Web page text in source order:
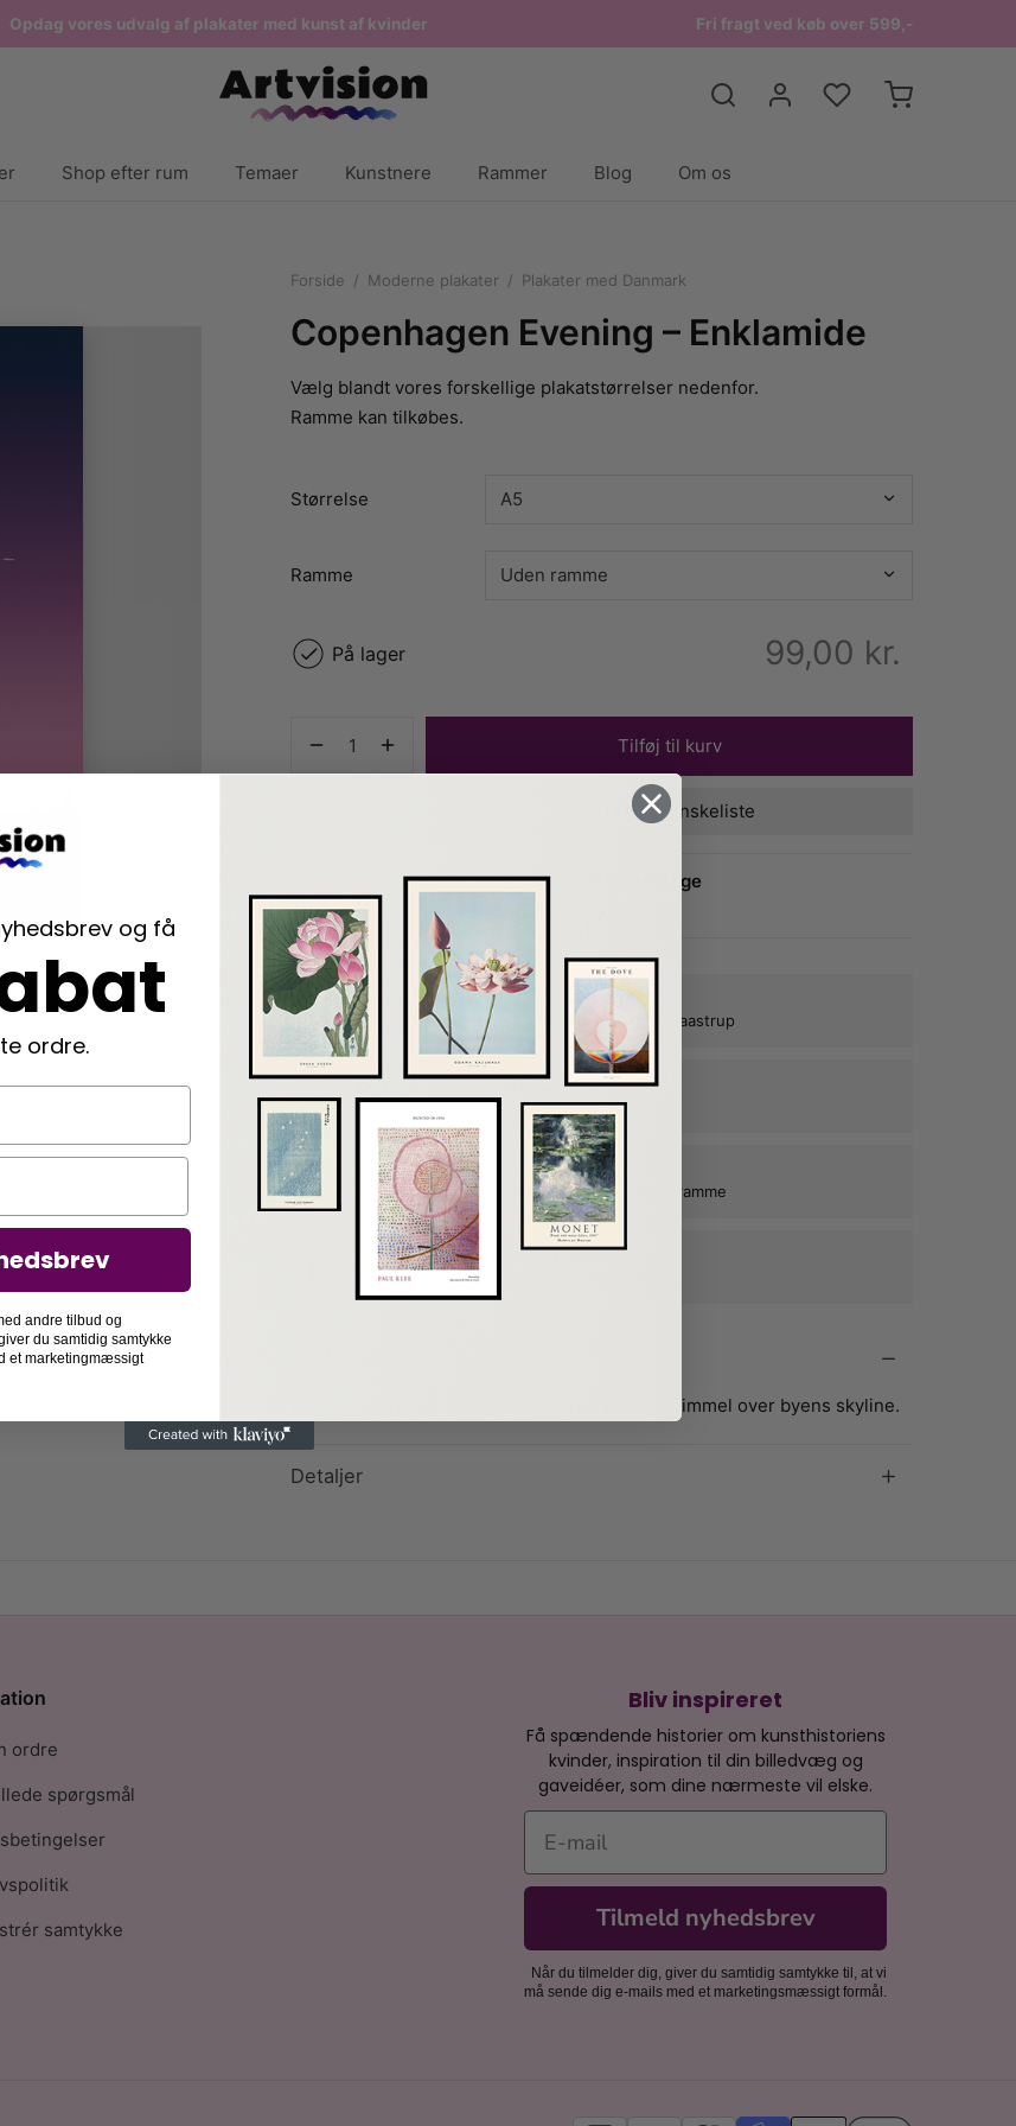
Opdag vores udvalg af plakater med kunst af kvinder Fri fragt ved køb over 599,-
Shop efter rum Temaer Kunstnere Rammer Blog Om os
Forside / Moderne plakater / Plakater med Danmark
Copenhagen Evening – Enklamide
Vælg blandt vores forskellige plakatstørrelser nedenfor.
Ramme kan tilkøbes.
Størrelse
Ramme
99,00 kr.
På lager
Tilføj til kurv
Tilføj til ønskeliste
Levering: 2-5 hverdage
Dansk webshop
stiftet i Vallensbæk med lokal produktion i Taastrup
Trykt på 230g kvalitetspapir
der fremhæver din plakats farver og form
Nem indramning
vi rammer din plakat ind, når du tilkøber en ramme
Langtidsholdbare rammer i egetræ
der beskytter dine plakater mange år frem
København plakat med en smuk lyserød aftenhimmel over byens skyline.
Detaljer
Bliv inspireret
Få spændende historier om kunsthistoriens
kvinder, inspiration til din billedvæg og
gaveidéer, som dine nærmeste vil elske.
E-mail
Tilmeld nyhedsbrev
Når du tilmelder dig, giver du samtidig samtykke til, at vi
må sende dig e-mails med et marketingsmæssigt formål.
ordre
spørgsmål
samtykke
og få
ordre.
andre tilbud og
du samtidig samtykke
et marketingmæssigt